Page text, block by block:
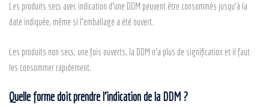
Les produits secs avec indication d’une DDM peuvent être consommés jusqu’à la
date indiquée, même si l’emballage a été ouvert.
Les produits non secs, une fois ouverts, la DDM n’a plus de signification et il faut
les consommer rapidement.
Quelle forme doit prendre l’indication de la DDM ?